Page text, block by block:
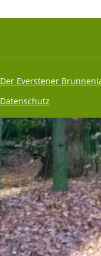
Der Everstener
Datenschutz